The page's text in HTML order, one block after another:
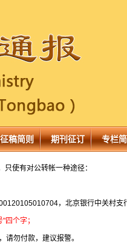
征稿简则 期刊征订 专栏
使有对公转帐一种途径：
，北京银行中关村支
四个字；
请勿付款，建议报警。